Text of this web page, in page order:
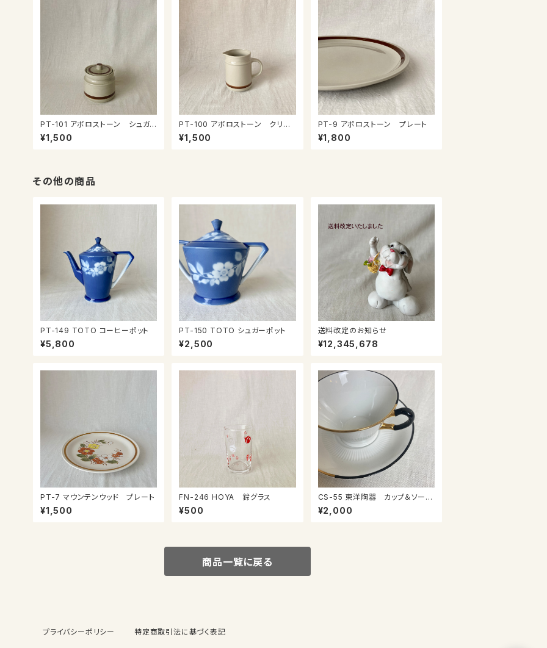
PT-101 アポロストーン シュガ
ーポット
¥1,500
PT-100 アポロストーン クリー
マー
¥1,500
PT-9 アポロストーン プレート
¥1,800
その他の商品
PT-149 TOTO コーヒーポット
¥5,800
PT-150 TOTO シュガーポット
¥2,500
送料改定のお知らせ
¥12,345,678
PT-7 マウンテンウッド プレート
¥1,500
FN-246 HOYA 鈴グラス
¥500
CS-55 東洋陶器 カップ＆ソーサ
ー
¥2,000
商品一覧に戻る
プライバシーポリシー 特定商取引法に基づく表記